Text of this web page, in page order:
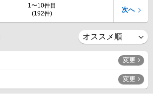
1〜10件目
(192件)
次へ
変更
変更